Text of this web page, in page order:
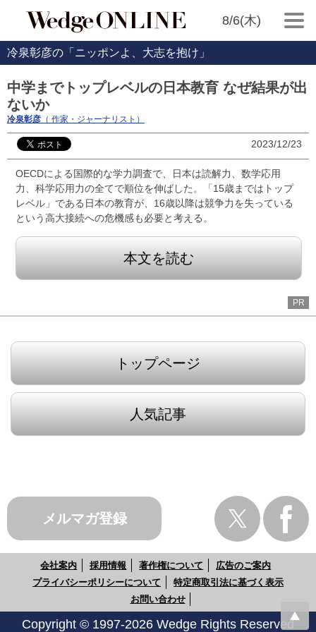
8/6(木)
冷泉彰彦の「ニッポンよ、大志を抱け」
中学までトップレベルの日本教育 なぜ結果が出
ないか
冷泉彰彦 （ 作家・ジャーナリスト）
2023/12/23
OECDによる国際的な学力調査で、日本は読解力、数学応用
力、科学応用力の全てで順位を伸ばした。「15歳まではトップ
レベル」である日本の教育が、16歳以降は競争力を失っている
という高大接続への危機感も必要と考える。
本文を読む
PR
トップページ
人気記事
メルマガ登録
会社案内 採用情報 著作権について
広告のご案内
プライバシーポリシーについて
特定商取引法に基づく表示
お問い合わせ
Copyright © 1997-2026 Wedge Rights Reserved